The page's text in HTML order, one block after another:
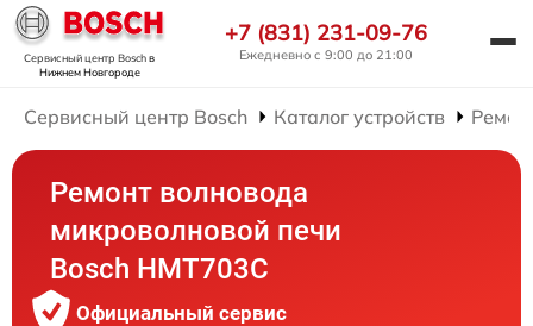
Сервисный центр Boschв
Нижнем Новгороде
+7 (831) 231-09-76
Ежедневно с 9:00 до 21:00
Сервисный центр Bosch Каталог устройств
Ремонт волновода
микроволновой печи
Bosch HMT703C
Официальный сервис